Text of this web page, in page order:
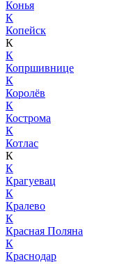
Конья
К
Копейск
К
К
Копршивнице
К
Королёв
К
Кострома
К
Котлас
К
К
Крагуевац
К
Кралево
К
Красная Поляна
К
Краснодар